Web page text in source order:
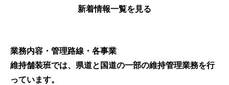
新着情報一覧を見る
業務内容・管理路線・各事業
維持舗装班では、県道と国道の一部の維持管理業務を行
っています。